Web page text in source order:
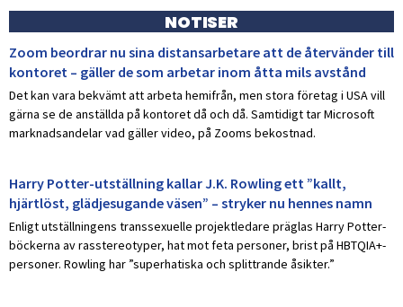
NOTISER
Zoom beordrar nu sina distansarbetare att de återvänder till
kontoret – gäller de som arbetar inom åtta mils avstånd
Det kan vara bekvämt att arbeta hemifrån, men stora företag i USA vill
gärna se de anställda på kontoret då och då. Samtidigt tar Microsoft
marknadsandelar vad gäller video, på Zooms bekostnad.
Harry Potter-utställning kallar J.K. Rowling ett ”kallt,
hjärtlöst, glädjesugande väsen” – stryker nu hennes namn
Enligt utställningens transsexuelle projektledare präglas Harry Potter-
böckerna av rasstereotyper, hat mot feta personer, brist på HBTQIA+-
personer. Rowling har ”superhatiska och splittrande åsikter.”